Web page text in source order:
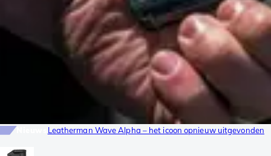
Leatherman Wave Alpha – het icoon opnieuw uitgevonden